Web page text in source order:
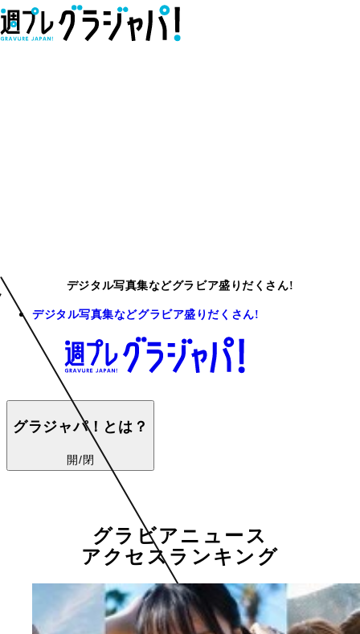
デジタル写真集などグラビア盛りだくさん!
デジタル写真集などグラビア盛りだくさん!
グラジャパ！とは？
開/閉
グラビアニュース
アクセスランキング